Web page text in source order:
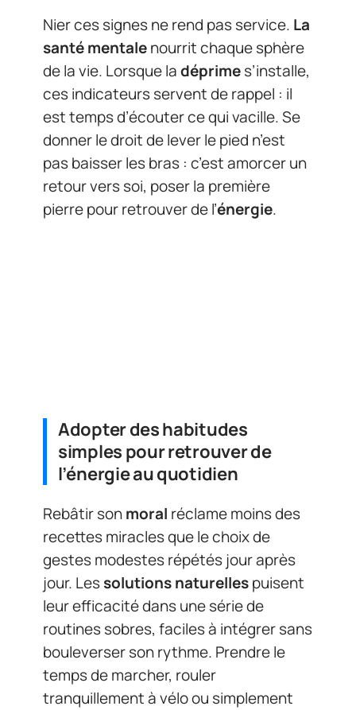
Nier ces signes ne rend pas service. La
santé mentalenourrit chaque sphère
de la vie. Lorsque ladéprimes’installe,
ces indicateurs servent de rappel : il
est temps d’écouter ce qui vacille. Se
donner le droit de lever le pied n’est
pas baisser les bras : c’est amorcer un
retour vers soi, poser la première
pierre pour retrouver de l’énergie.
Adopter des habitudes
simples pour retrouver de
l’énergie au quotidien
Rebâtir sonmoral réclame moins des
recettes miracles que le choix de
gestes modestes répétés jour après
jour. Lessolutions naturellespuisent
leur efficacité dans une série de
routines sobres, faciles à intégrer sans
bouleverser son rythme. Prendre le
temps de marcher, rouler
tranquillement à vélo ou simplement